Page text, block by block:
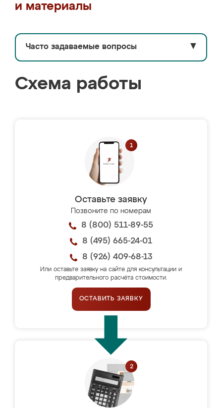
и материалы
Часто задаваемые вопросы ▼
Схема работы
Оставьте заявку
Позвоните по номерам
8 (800) 511-89-55
8 (495) 665-24-01
8 (926) 409-68-13
Или оставьте заявку на сайте для консультации и
предварительного расчёта стоимости.
ОСТАВИТЬ ЗАЯВКУ